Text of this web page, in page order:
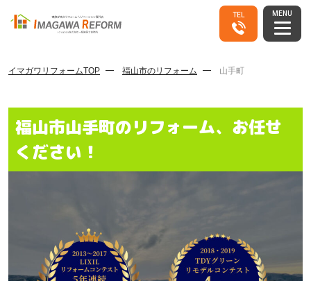
TEL MENU
イマガワリフォームTOP 福山市のリフォーム 山手町
福山市山手町のリフォーム、お任せ
ください！